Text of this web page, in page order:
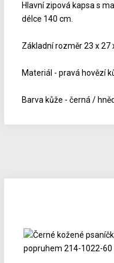
Hlavní zipová kapsa s
délce 140 cm.
Základní rozměr 23 x 27
Materiál - pravá hovězí
Barva kůže - černá /